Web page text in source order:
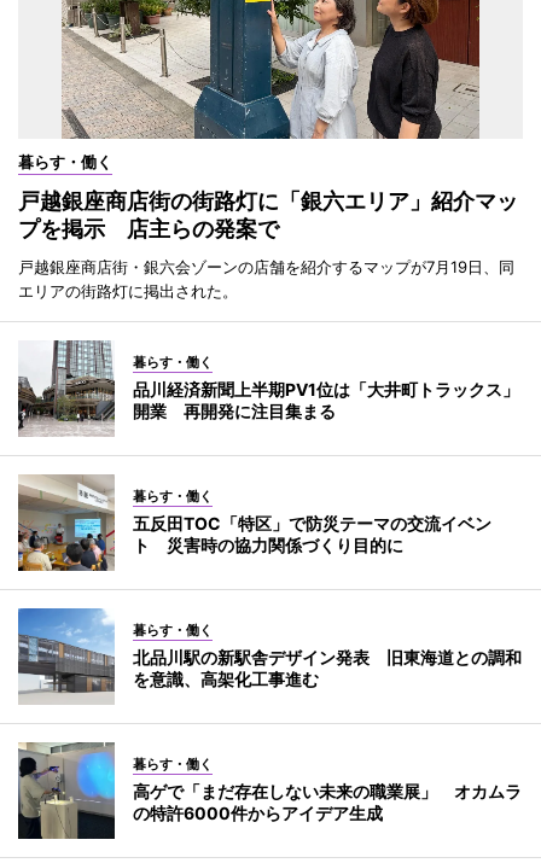
暮らす・働く
戸越銀座商店街の街路灯に「銀六エリア」紹介マッ
プを掲示 店主らの発案で
戸越銀座商店街・銀六会ゾーンの店舗を紹介するマップが7月19日、同
エリアの街路灯に掲出された。
暮らす・働く
品川経済新聞上半期PV1位は「大井町トラックス」
開業 再開発に注目集まる
暮らす・働く
五反田TOC「特区」で防災テーマの交流イベン
ト 災害時の協力関係づくり目的に
暮らす・働く
北品川駅の新駅舎デザイン発表 旧東海道との調和
を意識、高架化工事進む
暮らす・働く
高ゲで「まだ存在しない未来の職業展」 オカムラ
の特許6000件からアイデア生成